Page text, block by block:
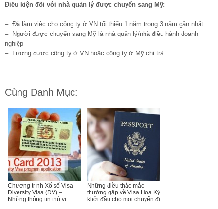
Điều kiện đối với nhà quản lý được chuyển sang Mỹ:
– Đã làm việc cho công ty ở VN tối thiểu 1 năm trong 3 năm gần nhất
– Người được chuyển sang Mỹ là nhà quản lý/nhà điều hành doanh
nghiệp
– Lương được công ty ở VN hoặc công ty ở Mỹ chi trả
Cùng Danh Mục:
Chương trình Xổ số Visa
Diversity Visa (DV) –
Những thông tin thú vị
Những điều thắc mắc
thường gặp về Visa Hoa Kỳ
khởi đầu cho mọi chuyến đi